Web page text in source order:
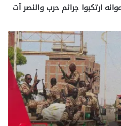
ارتكبوا جرائم حرب والنصر آت